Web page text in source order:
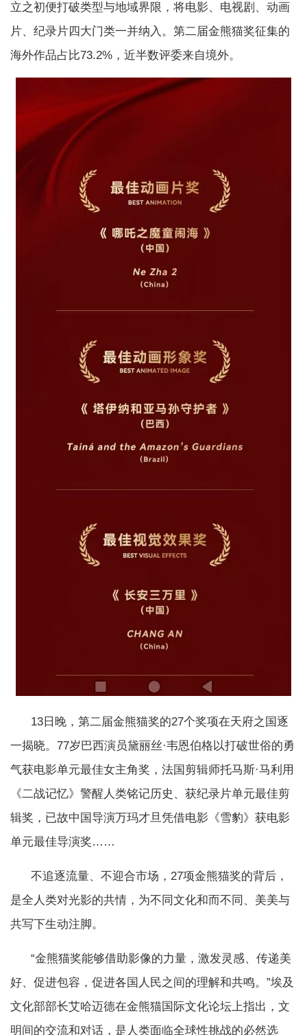
立之初便打破类型与地域界限，将电影、电视剧、动画
片、纪录片四大门类一并纳入。第二届金熊猫奖征集的
海外作品占比73.2%，近半数评委来自境外。
13日晚，第二届金熊猫奖的27个奖项在天府之国逐
一揭晓。77岁巴西演员黛丽丝·韦恩伯格以打破世俗的勇
气获电影单元最佳女主角奖，法国剪辑师托马斯·马利用
《二战记忆》警醒人类铭记历史、获纪录片单元最佳剪
辑奖，已故中国导演万玛才旦凭借电影《雪豹》获电影
单元最佳导演奖……
不追逐流量、不迎合市场，27项金熊猫奖的背后，
是全人类对光影的共情，为不同文化和而不同、美美与
共写下生动注脚。
“金熊猫奖能够借助影像的力量，激发灵感、传递美
好、促进包容，促进各国人民之间的理解和共鸣。”埃及
文化部部长艾哈迈德在金熊猫国际文化论坛上指出，文
明间的交流和对话，是人类面临全球性挑战的必然选